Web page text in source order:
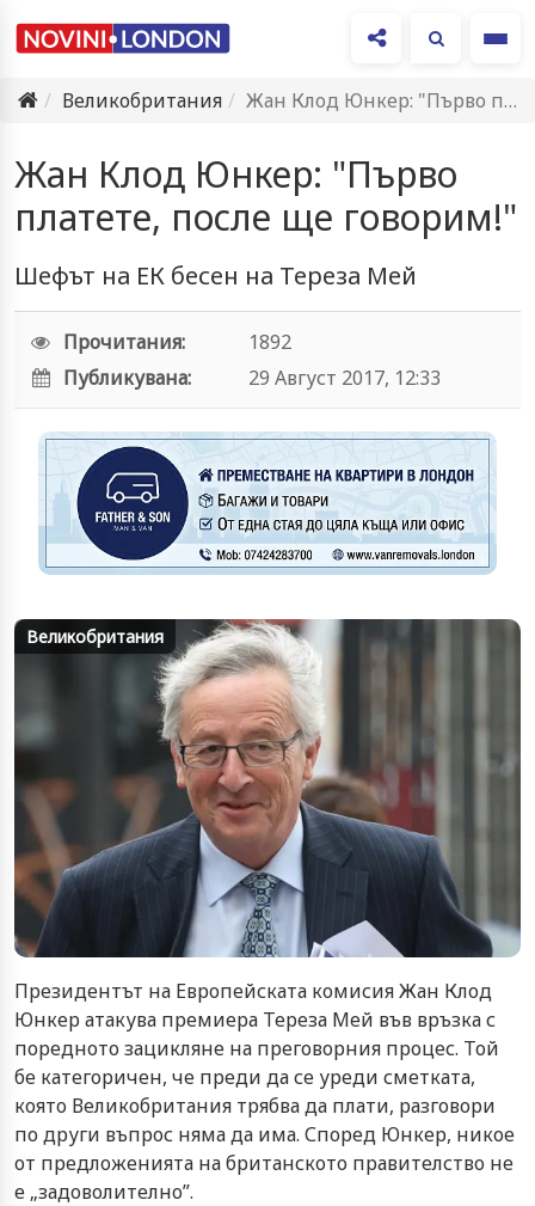
Великобритания
Жан Клод Юнкер: "Първо платете, после ще говорим!"
Жан Клод Юнкер: "Първо
платете, после ще говорим!"
Шефът на ЕК бесен на Тереза Мей
Прочитания:
1892
Публикувана:
29 Август 2017, 12:33
Великобритания
Президентът на Европейската комисия Жан Клод
Юнкер атакува премиера Тереза Мей във връзка с
поредното зацикляне на преговорния процес. Той
бе категоричен, че преди да се уреди сметката,
която Великобритания трябва да плати, разговори
по други въпрос няма да има. Според Юнкер, никое
от предложенията на британското правителство не
е „задоволително”.